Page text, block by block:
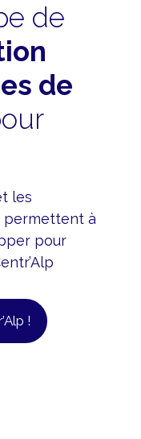
de
de
les
permettent à
pour
!